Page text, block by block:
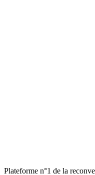
Plateforme n°1 de la